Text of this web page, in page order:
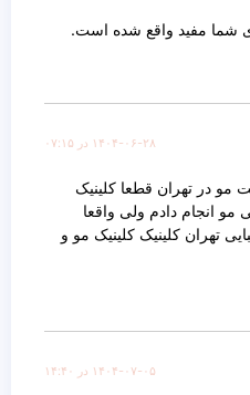
شما مفید واقع شده است.
۱۴۰۴-۰۶-۲۸ در ۰۷:۱۵
مو در تهران قطعا کلینیک
انجام دادم ولی واقعا
تهران کلینیک کلینیک مو و
۱۴۰۴-۰۷-۰۵ در ۱۴:۴۰